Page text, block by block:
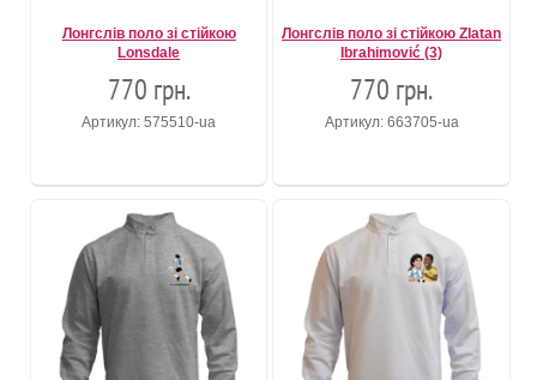
Лонгслів поло зі стійкою
Lonsdale
770 грн.
Артикул: 575510-ua
Лонгслів поло зі стійкою Zlatan
Ibrahimović (3)
770 грн.
Артикул: 663705-ua